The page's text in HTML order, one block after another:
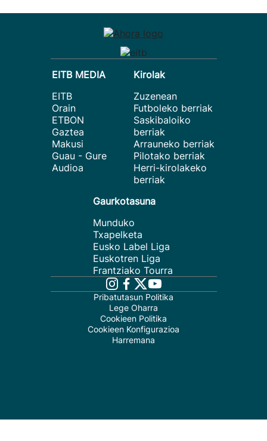
EITB MEDIA
EITB
Orain
ETBON
Gaztea
Makusi
Guau - Gure
Audioa
Kirolak
Zuzenean
Futboleko berriak
Saskibaloiko
berriak
Arrauneko berriak
Pilotako berriak
Herri-kirolakeko
berriak
Gaurkotasuna
Munduko
Txapelketa
Eusko Label Liga
Euskotren Liga
Frantziako Tourra
Pribatutasun Politika
Lege Oharra
Cookieen Politika
Cookieen Konfigurazioa
Harremana